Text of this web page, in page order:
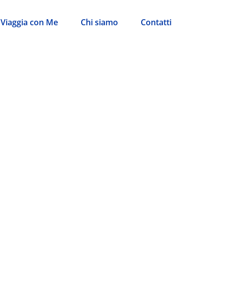
Viaggia con Me Chi siamo Contatti